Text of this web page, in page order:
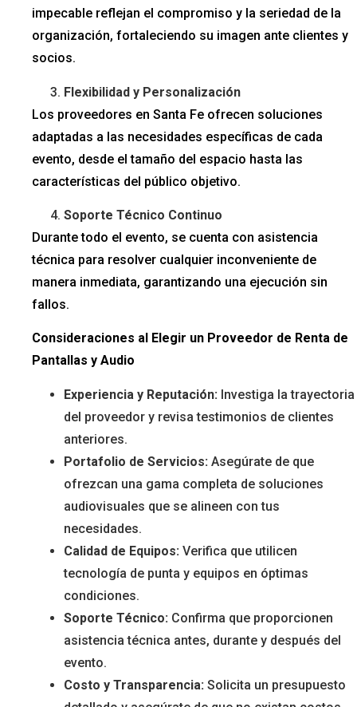
impecable reflejan el compromiso y la seriedad de la
organización, fortaleciendo su imagen ante clientes y
socios.
Flexibilidad y Personalización
Los proveedores en Santa Fe ofrecen soluciones
adaptadas a las necesidades específicas de cada
evento, desde el tamaño del espacio hasta las
características del público objetivo.
Soporte Técnico Continuo
Durante todo el evento, se cuenta con asistencia
técnica para resolver cualquier inconveniente de
manera inmediata, garantizando una ejecución sin
fallos.
Consideraciones al Elegir un Proveedor de Renta de
Pantallas y Audio
Experiencia y Reputación: Investiga la trayectoria
del proveedor y revisa testimonios de clientes
anteriores.
Portafolio de Servicios: Asegúrate de que
ofrezcan una gama completa de soluciones
audiovisuales que se alineen con tus
necesidades.
Calidad de Equipos: Verifica que utilicen
tecnología de punta y equipos en óptimas
condiciones.
Soporte Técnico: Confirma que proporcionen
asistencia técnica antes, durante y después del
evento.
Costo y Transparencia: Solicita un presupuesto